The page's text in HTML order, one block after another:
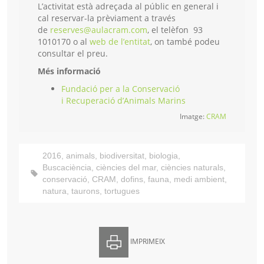
L’activitat està adreçada al públic en general i
cal reservar-la prèviament a través
de reserves@aulacram.com, el telèfon 93
1010170 o al web de l’entitat, on també podeu
consultar el preu.
Més informació
Fundació per a la Conservació
i Recuperació d’Animals Marins
Imatge:CRAM
2016, animals, biodiversitat, biologia,
Buscaciència, ciències del mar, ciències naturals,
conservació, CRAM, dofins, fauna, medi ambient,
natura, taurons, tortugues
IMPRIMEIX